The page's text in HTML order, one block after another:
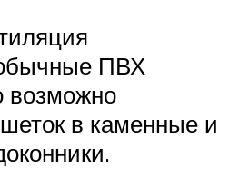
ПВХ
возможно
в каменные и